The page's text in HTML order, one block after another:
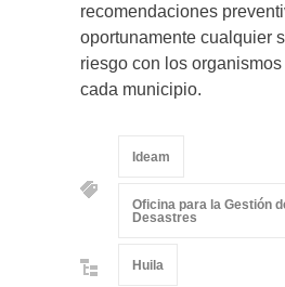
recomendaciones
oportunamente cualquier
riesgo con los
cada municipio.
Ideam
Oficina para la Gestión
Desastres
Huila